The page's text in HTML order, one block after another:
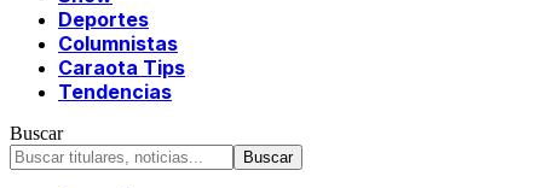
Deportes
Columnistas
Caraota Tips
Tendencias
Buscar